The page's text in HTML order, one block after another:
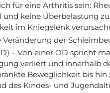
für eine Arthritis sein:
keine Überbelastung
im Kniegelenk
der
– Von einer OD spricht
verliert und innerhalb
Beweglichkeit bis
des Kindes- und